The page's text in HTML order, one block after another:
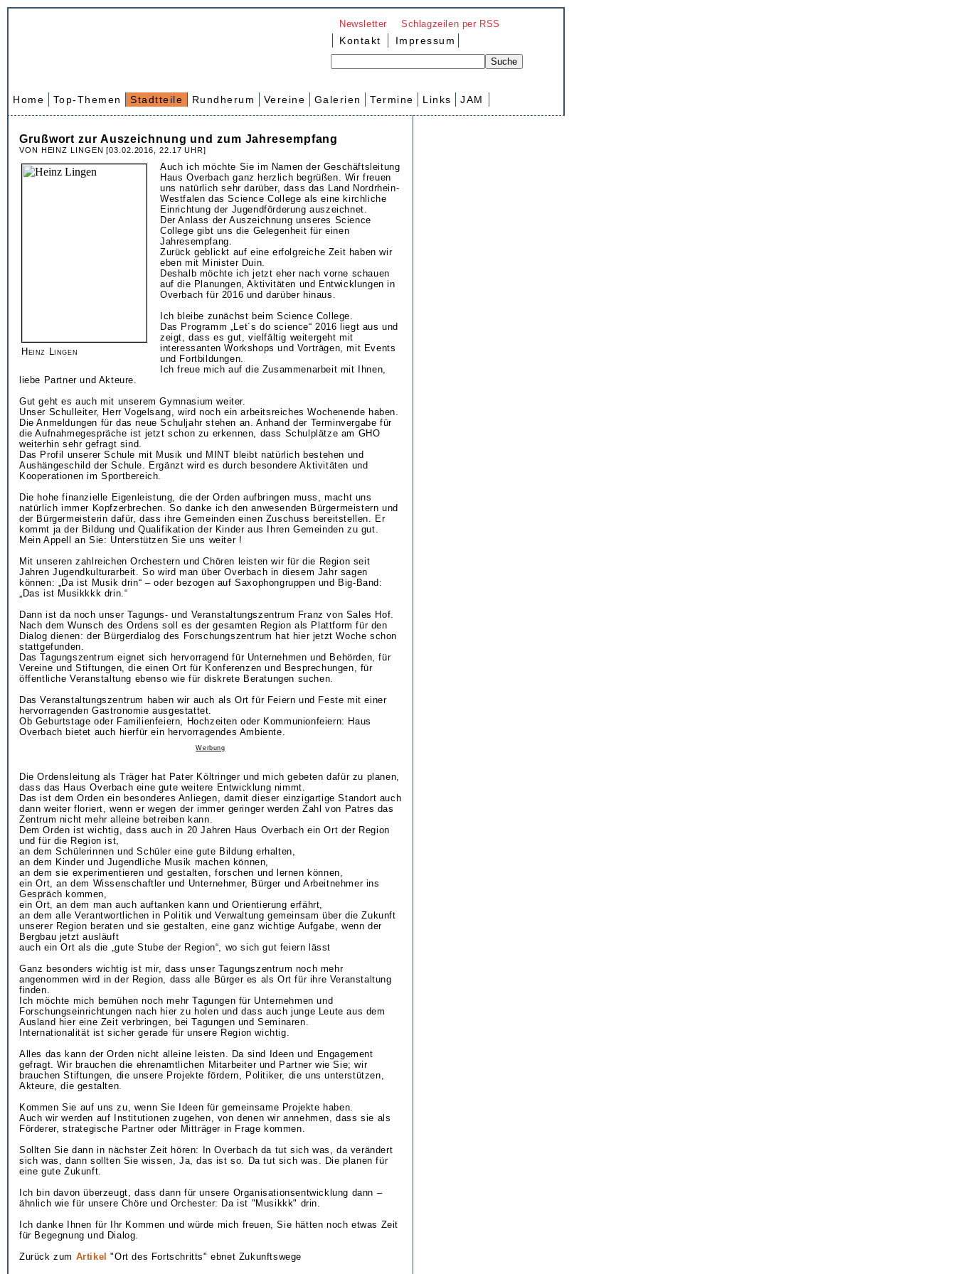
Newsletter Schlagzeilen per RSS
Kontakt Impressum
Home Top-Themen Stadtteile Rundherum Vereine Galerien Termine Links JAM
Grußwort zur Auszeichnung und zum Jahresempfang
VON HEINZ LINGEN [03.02.2016, 22.17 UHR]
Heinz Lingen
Auch ich möchte Sie im Namen der Geschäftsleitung
Haus Overbach ganz herzlich begrüßen. Wir freuen
uns natürlich sehr darüber, dass das Land Nordrhein-
Westfalen das Science College als eine kirchliche
Einrichtung der Jugendförderung auszeichnet.
Der Anlass der Auszeichnung unseres Science
College gibt uns die Gelegenheit für einen
Jahresempfang.
Zurück geblickt auf eine erfolgreiche Zeit haben wir
eben mit Minister Duin.
Deshalb möchte ich jetzt eher nach vorne schauen
auf die Planungen, Aktivitäten und Entwicklungen in
Overbach für 2016 und darüber hinaus.
Ich bleibe zunächst beim Science College.
Das Programm „Let´s do science“ 2016 liegt aus und
zeigt, dass es gut, vielfältig weitergeht mit
interessanten Workshops und Vorträgen, mit Events
und Fortbildungen.
Ich freue mich auf die Zusammenarbeit mit Ihnen,
liebe Partner und Akteure.
Gut geht es auch mit unserem Gymnasium weiter.
Unser Schulleiter, Herr Vogelsang, wird noch ein arbeitsreiches Wochenende haben.
Die Anmeldungen für das neue Schuljahr stehen an. Anhand der Terminvergabe für
die Aufnahmegespräche ist jetzt schon zu erkennen, dass Schulplätze am GHO
weiterhin sehr gefragt sind.
Das Profil unserer Schule mit Musik und MINT bleibt natürlich bestehen und
Aushängeschild der Schule. Ergänzt wird es durch besondere Aktivitäten und
Kooperationen im Sportbereich.
Die hohe finanzielle Eigenleistung, die der Orden aufbringen muss, macht uns
natürlich immer Kopfzerbrechen. So danke ich den anwesenden Bürgermeistern und
der Bürgermeisterin dafür, dass ihre Gemeinden einen Zuschuss bereitstellen. Er
kommt ja der Bildung und Qualifikation der Kinder aus Ihren Gemeinden zu gut.
Mein Appell an Sie: Unterstützen Sie uns weiter !
Mit unseren zahlreichen Orchestern und Chören leisten wir für die Region seit
Jahren Jugendkulturarbeit. So wird man über Overbach in diesem Jahr sagen
können: „Da ist Musik drin“ – oder bezogen auf Saxophongruppen und Big-Band:
„Das ist Musikkkk drin.“
Dann ist da noch unser Tagungs- und Veranstaltungszentrum Franz von Sales Hof.
Nach dem Wunsch des Ordens soll es der gesamten Region als Plattform für den
Dialog dienen: der Bürgerdialog des Forschungszentrum hat hier jetzt Woche schon
stattgefunden.
Das Tagungszentrum eignet sich hervorragend für Unternehmen und Behörden, für
Vereine und Stiftungen, die einen Ort für Konferenzen und Besprechungen, für
öffentliche Veranstaltung ebenso wie für diskrete Beratungen suchen.
Das Veranstaltungszentrum haben wir auch als Ort für Feiern und Feste mit einer
hervorragenden Gastronomie ausgestattet.
Ob Geburtstage oder Familienfeiern, Hochzeiten oder Kommunionfeiern: Haus
Overbach bietet auch hierfür ein hervorragendes Ambiente.
Werbung
Die Ordensleitung als Träger hat Pater Költringer und mich gebeten dafür zu planen,
dass das Haus Overbach eine gute weitere Entwicklung nimmt.
Das ist dem Orden ein besonderes Anliegen, damit dieser einzigartige Standort auch
dann weiter floriert, wenn er wegen der immer geringer werden Zahl von Patres das
Zentrum nicht mehr alleine betreiben kann.
Dem Orden ist wichtig, dass auch in 20 Jahren Haus Overbach ein Ort der Region
und für die Region ist,
an dem Schülerinnen und Schüler eine gute Bildung erhalten,
an dem Kinder und Jugendliche Musik machen können,
an dem sie experimentieren und gestalten, forschen und lernen können,
ein Ort, an dem Wissenschaftler und Unternehmer, Bürger und Arbeitnehmer ins
Gespräch kommen,
ein Ort, an dem man auch auftanken kann und Orientierung erfährt,
an dem alle Verantwortlichen in Politik und Verwaltung gemeinsam über die Zukunft
unserer Region beraten und sie gestalten, eine ganz wichtige Aufgabe, wenn der
Bergbau jetzt ausläuft
auch ein Ort als die „gute Stube der Region“, wo sich gut feiern lässt
Ganz besonders wichtig ist mir, dass unser Tagungszentrum noch mehr
angenommen wird in der Region, dass alle Bürger es als Ort für ihre Veranstaltung
finden.
Ich möchte mich bemühen noch mehr Tagungen für Unternehmen und
Forschungseinrichtungen nach hier zu holen und dass auch junge Leute aus dem
Ausland hier eine Zeit verbringen, bei Tagungen und Seminaren.
Internationalität ist sicher gerade für unsere Region wichtig.
Alles das kann der Orden nicht alleine leisten. Da sind Ideen und Engagement
gefragt. Wir brauchen die ehrenamtlichen Mitarbeiter und Partner wie Sie; wir
brauchen Stiftungen, die unsere Projekte fördern, Politiker, die uns unterstützen,
Akteure, die gestalten.
Kommen Sie auf uns zu, wenn Sie Ideen für gemeinsame Projekte haben.
Auch wir werden auf Institutionen zugehen, von denen wir annehmen, dass sie als
Förderer, strategische Partner oder Mitträger in Frage kommen.
Sollten Sie dann in nächster Zeit hören: In Overbach da tut sich was, da verändert
sich was, dann sollten Sie wissen, Ja, das ist so. Da tut sich was. Die planen für
eine gute Zukunft.
Ich bin davon überzeugt, dass dann für unsere Organisationsentwicklung dann –
ähnlich wie für unsere Chöre und Orchester: Da ist "Musikkk" drin.
Ich danke Ihnen für Ihr Kommen und würde mich freuen, Sie hätten noch etwas Zeit
für Begegnung und Dialog.
Zurück zum Artikel "Ort des Fortschritts" ebnet Zukunftswege